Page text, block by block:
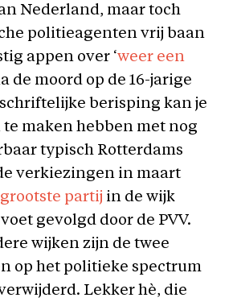
Nederland, maar toch
politieagenten vrij baan
appen over ‘weer een
de moord op de 16-jarige
berisping kan je
maken hebben met nog
typisch Rotterdams
verkiezingen in maart
partij in de wijk
gevolgd door de PVV.
wijken zijn de twee
op het politieke spectrum
Lekker hè, die